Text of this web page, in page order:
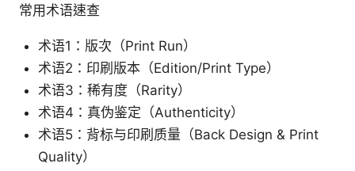
常用术语速查
术语1：版次（Print Run）
术语2：印刷版本（Edition/Print Type）
术语3：稀有度（Rarity）
术语4：真伪鉴定（Authenticity）
术语5：背标与印刷质量（Back Design & Print
Quality）